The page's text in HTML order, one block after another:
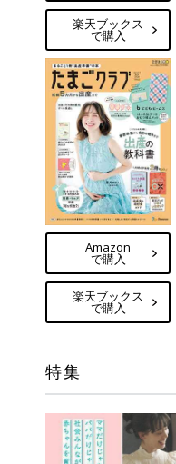
楽天ブックス
で購入
Amazon
で購入
楽天ブックス
で購入
特集